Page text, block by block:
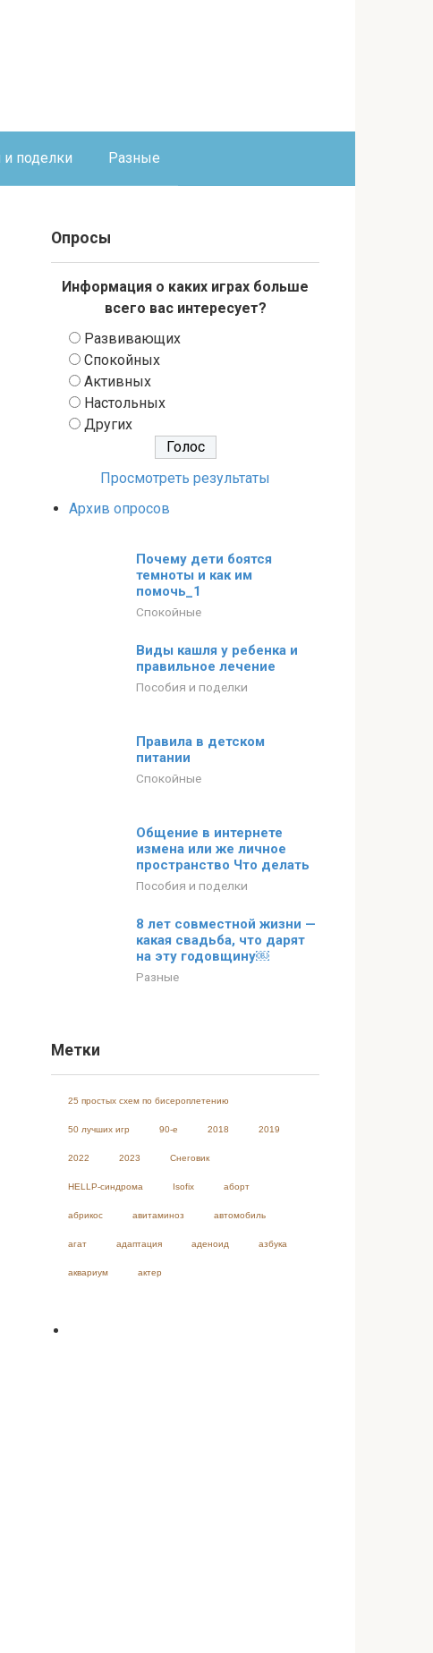
и поделки Разные
Опросы
Информация о каких играх больше
всего вас интересует?
Развивающих
Спокойных
Активных
Настольных
Других
Просмотреть результаты
Архив опросов
Почему дети боятся
темноты и как им
помочь_1
Спокойные
Виды кашля у ребенка и
правильное лечение
Пособия и поделки
Правила в детском
питании
Спокойные
Общение в интернете
измена или же личное
пространство Что делать
Пособия и поделки
8 лет совместной жизни —
какая свадьба, что дарят
на эту годовщину￼
Разные
Метки
25 простых схем по бисероплетению
50 лучших игр 90-е 2018 2019
2022 2023 Cнеговик
HELLP-синдрома Isofix аборт
абрикос авитаминоз автомобиль
агат адаптация аденоид азбука
аквариум актер